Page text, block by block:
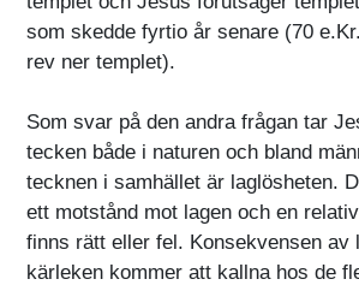
som skedde fyrtio år senare (70
rev ner templet).
Som svar på den andra frågan tar
tecken både i naturen och bland
tecknen i samhället är laglösheten.
ett motstånd mot lagen och en
finns rätt eller fel. Konsekvensen av
kärleken kommer att kallna hos de